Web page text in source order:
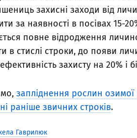
захисні заходи від
за наявності в посівах 15-
повне відродження
в стислі строки, до появи
захисту на 20% і
запліднення рослин
раніше звичних строків.
Гаврилюк